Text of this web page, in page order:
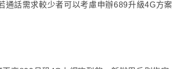
通話需求較少者可以考慮申辦689升級4G方案